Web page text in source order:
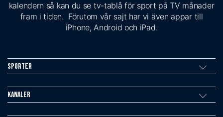
kalendern så kan du se tv-tablå för sport på TV månader
fram i tiden. Förutom vår sajt har vi även appar till
iPhone, Android och iPad.
Sporter
Kanaler